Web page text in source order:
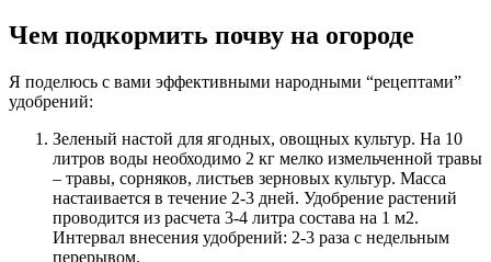
Чем подкормить почву на огороде
Я поделюсь с вами эффективными народными “рецептами”
удобрений:
Зеленый настой для ягодных, овощных культур. На 10
литров воды необходимо 2 кг мелко измельченной травы
– травы, сорняков, листьев зерновых культур. Масса
настаивается в течение 2-3 дней. Удобрение растений
проводится из расчета 3-4 литра состава на 1 м2.
Интервал внесения удобрений: 2-3 раза с недельным
перерывом.